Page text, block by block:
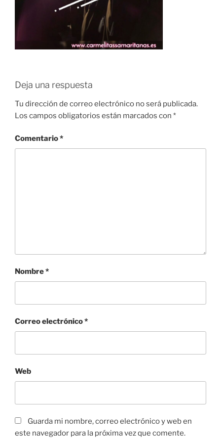
Deja una respuesta
Tu dirección de correo electrónico no será publicada.
Los campos obligatorios están marcados con *
Comentario*
Nombre*
Correo electrónico*
Web
Guarda mi nombre, correo electrónico y web en
este navegador para la próxima vez que comente.